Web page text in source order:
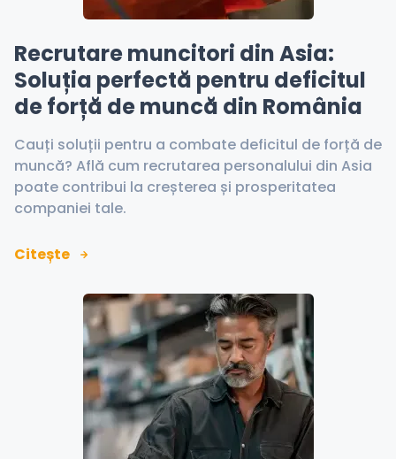
Recrutare muncitori din Asia:
Soluția perfectă pentru deficitul
de forță de muncă din România
Cauți soluții pentru a combate deficitul de forță de
muncă? Află cum recrutarea personalului din Asia
poate contribui la creșterea și prosperitatea
companiei tale.
Citește